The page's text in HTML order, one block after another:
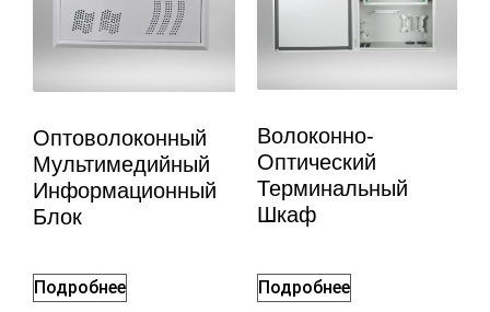
Оптоволоконный
Мультимедийный
Информационный
Блок
Подробнее
Волоконно-
Оптический
Терминальный
Шкаф
Подробнее